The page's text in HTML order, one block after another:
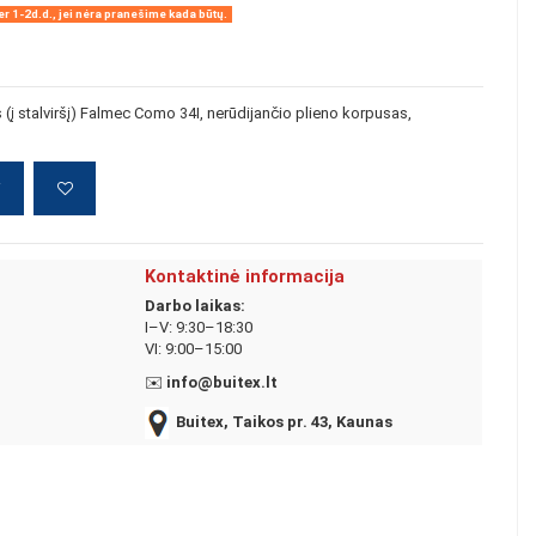
1-2d.d., jei nėra pranešime kada būtų.
stalviršį) Falmec Como 34I, nerūdijančio plieno korpusas,
Kontaktinė informacija
Darbo laikas:
I–V: 9:30–18:30
VI: 9:00–15:00
✉️ info@buitex.lt
Buitex, Taikos pr. 43, Kaunas